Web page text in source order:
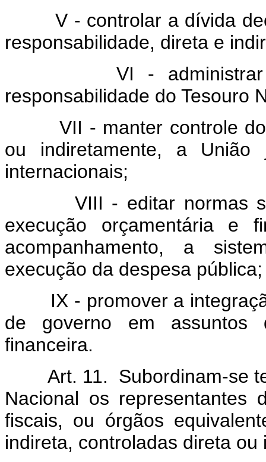
V - controlar a dívida
responsabilidade, direta e
VI - administrar as
responsabilidade do Tesouro
VII - manter controle dos
ou indiretamente, a União
internacionais;
VIII - editar normas
execução orçamentária e
acompanhamento, a
execução da despesa pública;
IX - promover a
de governo em assuntos
financeira.
Art. 11. Subordinam-se
Nacional os representantes
fiscais, ou órgãos
indireta, controladas direta